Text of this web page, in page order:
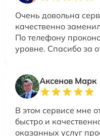
Очень довольна
качественно
По телефону
уровне. Спасибо за
Аксенов Марк
В этом сервисе мне
быстро и
оказанных услуг